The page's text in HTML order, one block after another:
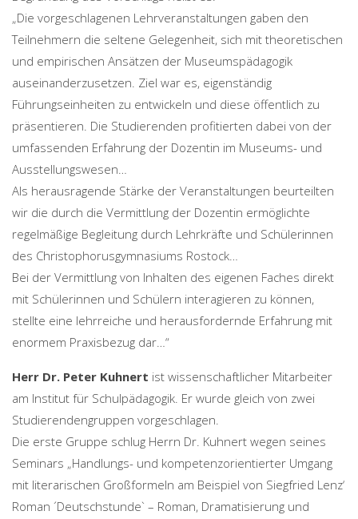
„Die vorgeschlagenen Lehrveranstaltungen gaben den
Teilnehmern die seltene Gelegenheit, sich mit theoretischen
und empirischen Ansätzen der Museumspädagogik
auseinanderzusetzen. Ziel war es, eigenständig
Führungseinheiten zu entwickeln und diese öffentlich zu
präsentieren. Die Studierenden profitierten dabei von der
umfassenden Erfahrung der Dozentin im Museums- und
Ausstellungswesen…
Als herausragende Stärke der Veranstaltungen beurteilten
wir die durch die Vermittlung der Dozentin ermöglichte
regelmäßige Begleitung durch Lehrkräfte und Schülerinnen
des Christophorusgymnasiums Rostock…
Bei der Vermittlung von Inhalten des eigenen Faches direkt
mit Schülerinnen und Schülern interagieren zu können,
stellte eine lehrreiche und herausfordernde Erfahrung mit
enormem Praxisbezug dar…“
Herr Dr. Peter Kuhnert ist wissenschaftlicher Mitarbeiter
am Institut für Schulpädagogik. Er wurde gleich von zwei
Studierendengruppen vorgeschlagen.
Die erste Gruppe schlug Herrn Dr. Kuhnert wegen seines
Seminars „Handlungs- und kompetenzorientierter Umgang
mit literarischen Großformeln am Beispiel von Siegfried Lenz‘
Roman ´Deutschstunde` – Roman, Dramatisierung und